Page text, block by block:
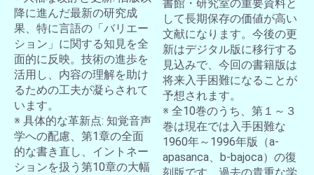
降に進んだ最新の研究成
果、特に言語の「バリエー
ション」に関する知見を全
面的に反映。技術の進歩を
活用し、内容の理解を助け
るための工夫が凝らされて
います。
※ 具体的な革新点: 知覚音声
学への配慮、第1章の全面
的な書き直し、イントネー
ションを扱う第10章の大幅
書館・研究室の重要資料と
して長期保存の価値が高い
文献になります。今後の更
新はデジタル版に移行する
見込みで、今回の書籍版は
将来入手困難になることが
予想されます。
※ 全10巻のうち、第１～３
巻は現在では入手困難な
1960年～1996年版（a-
apasanca、b-bajoca）の復